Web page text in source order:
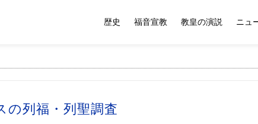
歴史 福音宣教 教皇の演説 ニュ
列福・列聖調査